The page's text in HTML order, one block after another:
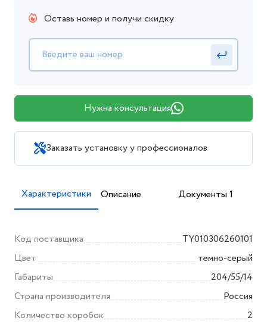
Оставь номер и получи скидку
Нужна консультация
Заказать установку у профессионалов
Характеристики Описание Документы 1
Код поставщика
TY010306260101
Цвет
темно-серый
Габариты
204/55/14
Страна производителя
Россия
Количество коробок
2